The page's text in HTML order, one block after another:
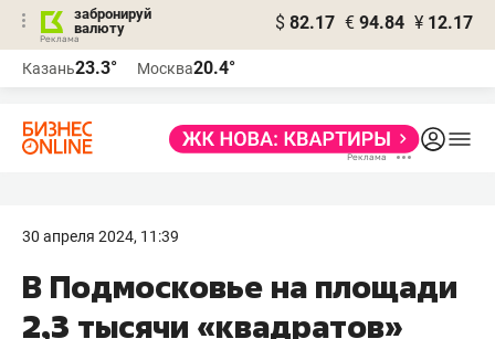
забронируй
валюту
$ 82.17 € 94.84 ¥ 12.17
Казань23.3° Москва20.4°
30 апреля 2024, 11:39
В Подмосковье на площади
2,3 тысячи «квадратов»